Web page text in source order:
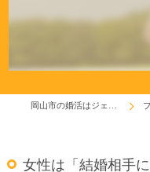
ブロ
女性は「結婚相手